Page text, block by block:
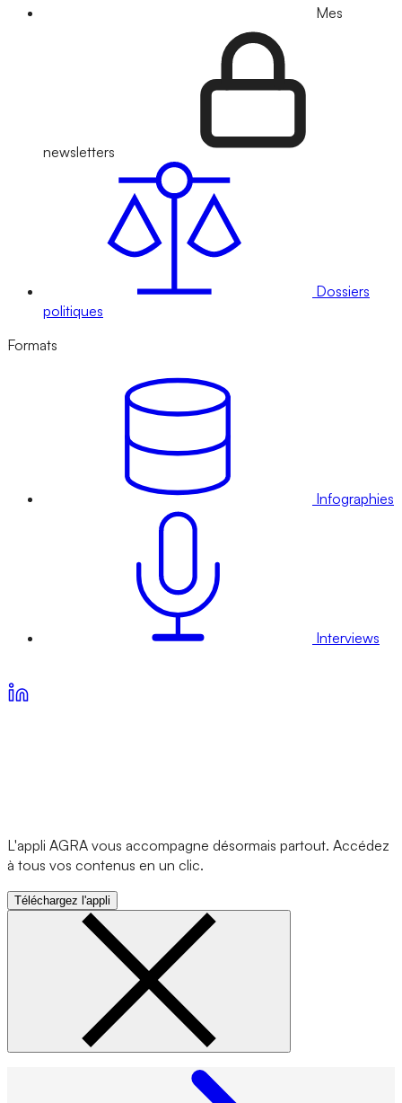
Mes
newsletters
Dossiers
politiques
Formats
Infographies
Interviews
L'appli AGRA vous accompagne désormais partout. Accédez
à tous vos contenus en un clic.
Téléchargez l'appli